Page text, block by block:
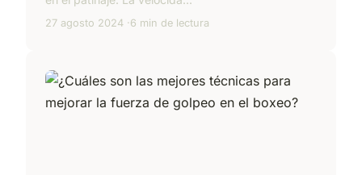
27 agosto 2024 6 min de lectura